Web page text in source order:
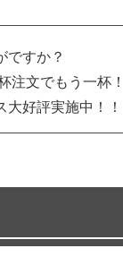
ですか？
注文でもう一杯
好評実施中！！